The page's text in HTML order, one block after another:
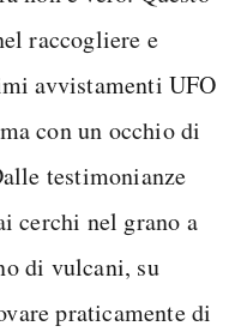
raccogliere e
avvistamenti UFO
con un occhio di
testimonianze
cerchi nel grano a
di vulcani, su
praticamente di